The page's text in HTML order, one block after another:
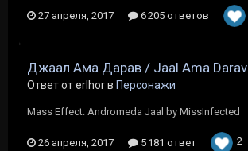
27 апреля, 2017 6 205 ответов
Джаал Ама Дарав / Jaal Ama Darav
Ответ от erlhor в Персонажи
Mass Effect: Andromeda Jaal by MissInfected
26 апреля, 2017 5 181 ответ 2